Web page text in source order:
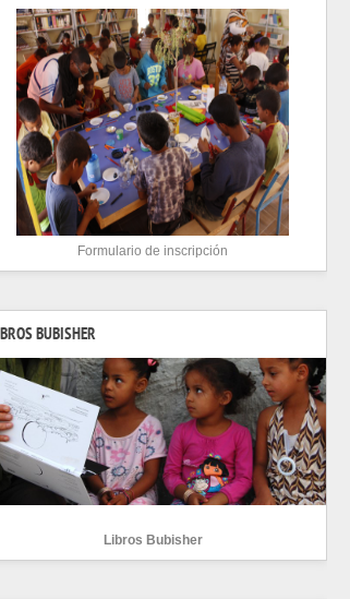
Formulario de inscripción
BUBISHER
Libros Bubisher